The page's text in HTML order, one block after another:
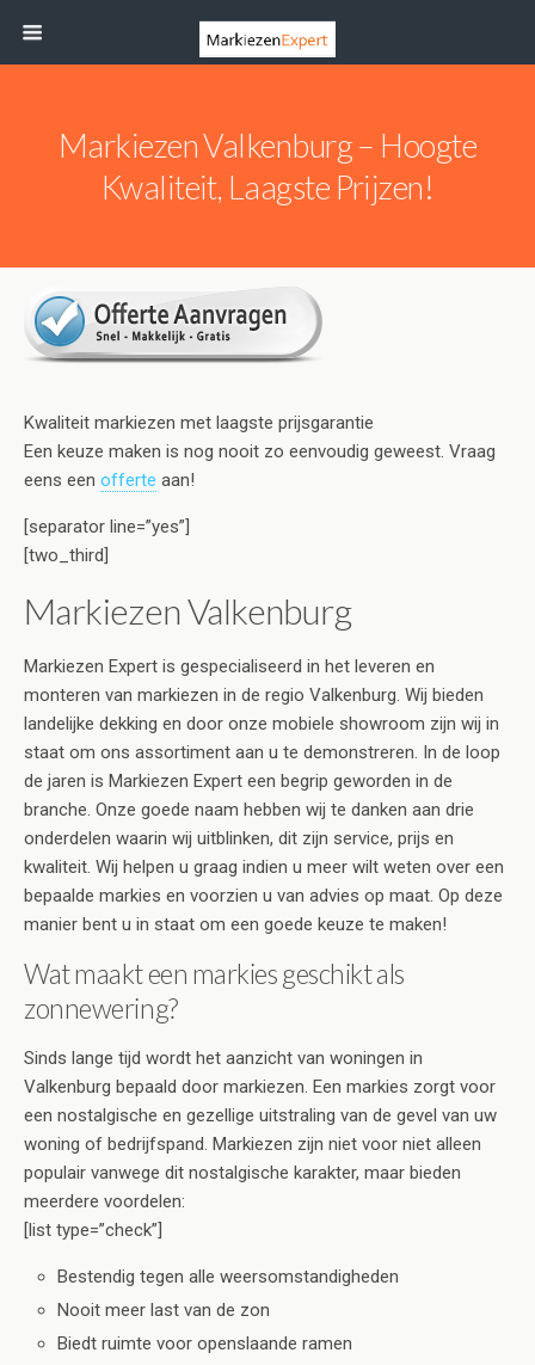
Markiezen Valkenburg – Hoogte
Kwaliteit, Laagste Prijzen!
Kwaliteit markiezen met laagste prijsgarantie
Een keuze maken is nog nooit zo eenvoudig geweest. Vraag
eens een offerte aan!
[separator line=”yes”]
[two_third]
Markiezen Valkenburg
Markiezen Expert is gespecialiseerd in het leveren en
monteren van markiezen in de regio Valkenburg. Wij bieden
landelijke dekking en door onze mobiele showroom zijn wij in
staat om ons assortiment aan u te demonstreren. In de loop
de jaren is Markiezen Expert een begrip geworden in de
branche. Onze goede naam hebben wij te danken aan drie
onderdelen waarin wij uitblinken, dit zijn service, prijs en
kwaliteit. Wij helpen u graag indien u meer wilt weten over een
bepaalde markies en voorzien u van advies op maat. Op deze
manier bent u in staat om een goede keuze te maken!
Wat maakt een markies geschikt als
zonnewering?
Sinds lange tijd wordt het aanzicht van woningen in
Valkenburg bepaald door markiezen. Een markies zorgt voor
een nostalgische en gezellige uitstraling van de gevel van uw
woning of bedrijfspand. Markiezen zijn niet voor niet alleen
populair vanwege dit nostalgische karakter, maar bieden
meerdere voordelen:
[list type=”check”]
Bestendig tegen alle weersomstandigheden
Nooit meer last van de zon
Biedt ruimte voor openslaande ramen